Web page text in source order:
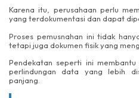
Karena itu, perusahaan perlu
yang terdokumentasi dan dapat
Proses pemusnahan ini tidak
tetapi juga dokumen fisik yang
Pendekatan seperti ini
perlindungan data yang lebih
panjang.